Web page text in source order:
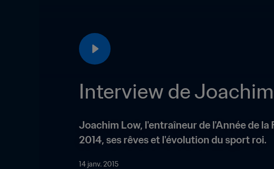
Interview de
Joachim Low, l'entraîneur de l'Année de
2014, ses rêves et l'évolution du sport roi.
14 janv. 2015